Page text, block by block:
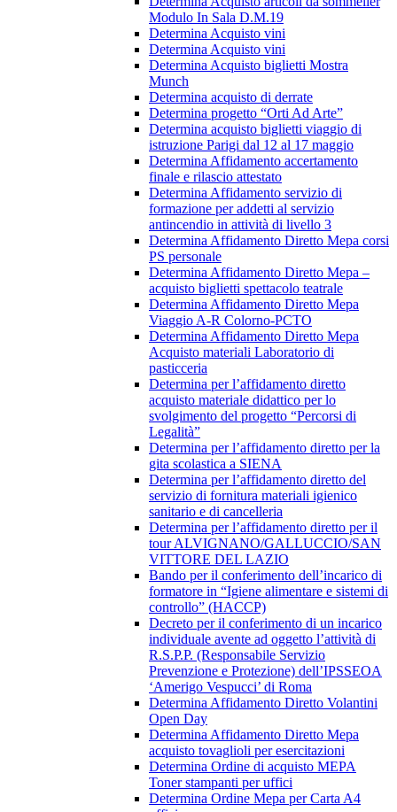
Modulo In Sala D.M.19
Determina Acquisto vini
Determina Acquisto vini
Determina Acquisto biglietti Mostra
Munch
Determina acquisto di derrate
Determina progetto “Orti Ad Arte”
Determina acquisto biglietti viaggio di
istruzione Parigi dal 12 al 17 maggio
Determina Affidamento accertamento
finale e rilascio attestato
Determina Affidamento servizio di
formazione per addetti al servizio
antincendio in attività di livello 3
Determina Affidamento Diretto Mepa corsi
PS personale
Determina Affidamento Diretto Mepa –
acquisto biglietti spettacolo teatrale
Determina Affidamento Diretto Mepa
Viaggio A-R Colorno-PCTO
Determina Affidamento Diretto Mepa
Acquisto materiali Laboratorio di
pasticceria
Determina per l’affidamento diretto
acquisto materiale didattico per lo
svolgimento del progetto “Percorsi di
Legalità”
Determina per l’affidamento diretto per la
gita scolastica a SIENA
Determina per l’affidamento diretto del
servizio di fornitura materiali igienico
sanitario e di cancelleria
Determina per l’affidamento diretto per il
tour ALVIGNANO/GALLUCCIO/SAN
VITTORE DEL LAZIO
Bando per il conferimento dell’incarico di
formatore in “Igiene alimentare e sistemi di
controllo” (HACCP)
Decreto per il conferimento di un incarico
individuale avente ad oggetto l’attività di
R.S.P.P. (Responsabile Servizio
Prevenzione e Protezione) dell’IPSSEOA
‘Amerigo Vespucci’ di Roma
Determina Affidamento Diretto Volantini
Open Day
Determina Affidamento Diretto Mepa
acquisto tovaglioli per esercitazioni
Determina Ordine di acquisto MEPA
Toner stampanti per uffici
Determina Ordine Mepa per Carta A4